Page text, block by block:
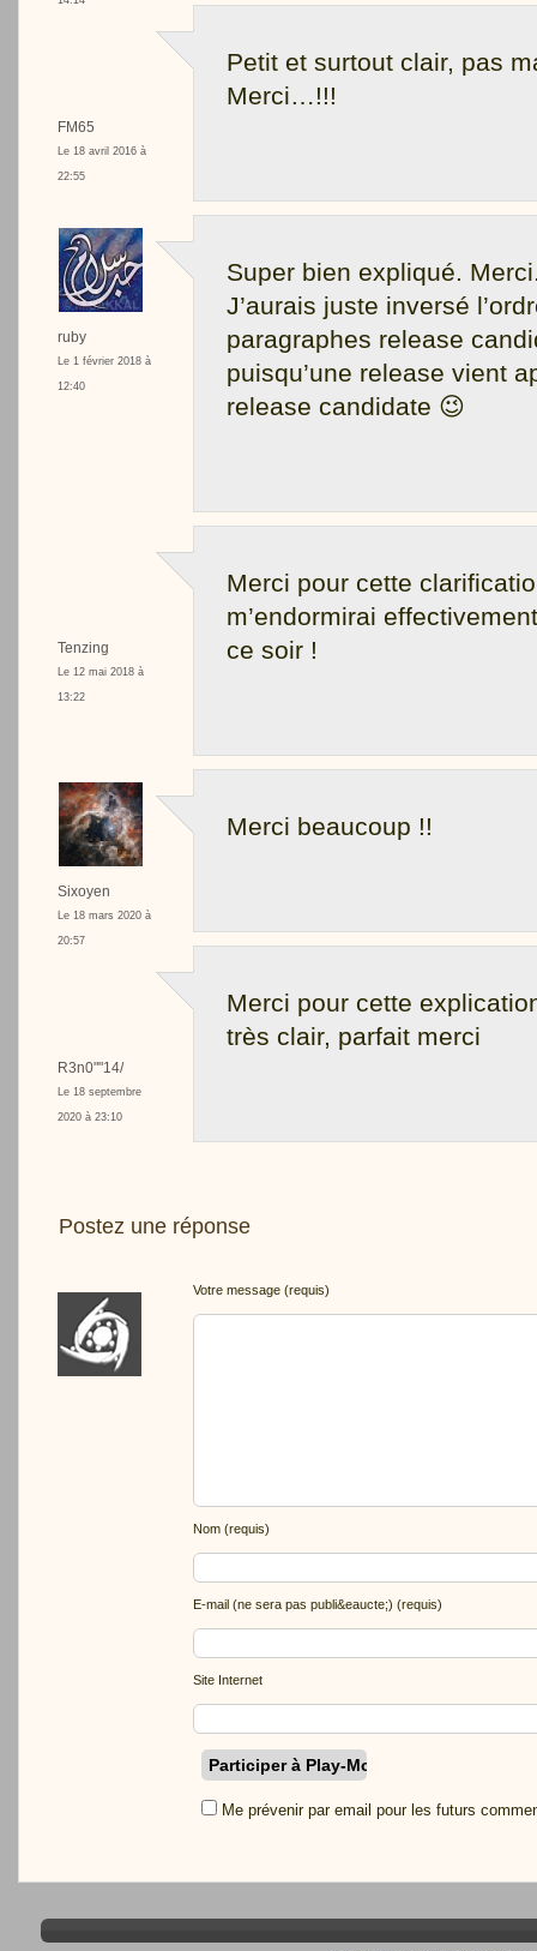
FM65
Le 18 avril 2016 à
22:55
Petit et surtout clair, pas
Merci…!!!
ruby
Le 1 février 2018 à
12:40
Super bien expliqué.
J’aurais juste inversé
paragraphes release
puisqu’une release vient
release candidate 😉
Tenzing
Le 12 mai 2018 à
13:22
Merci pour cette
m’endormirai
ce soir !
Sixoyen
Le 18 mars 2020 à
20:57
Merci beaucoup !!
R3n0""14/
Le 18 septembre
2020 à 23:10
Merci pour cette
très clair, parfait merci
Postez une réponse
Votre message (requis)
Nom (requis)
E-mail (ne sera pas publi&eaucte;) (requis)
Site Internet
Me prévenir par email pour les futurs